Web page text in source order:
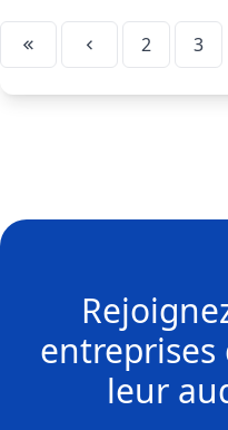
2 3
entreprises
leur